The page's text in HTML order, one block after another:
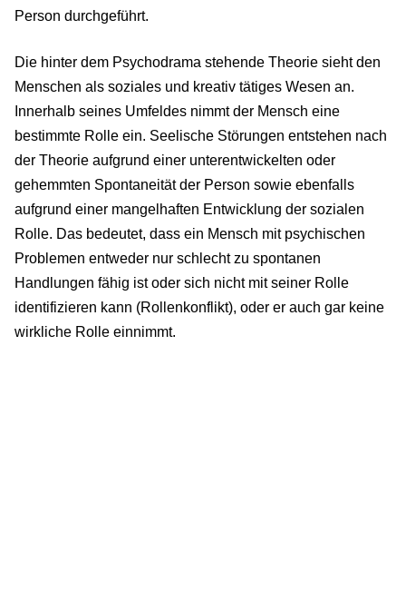
Person durchgeführt.
Die hinter dem Psychodrama stehende Theorie sieht den
Menschen als soziales und kreativ tätiges Wesen an.
Innerhalb seines Umfeldes nimmt der Mensch eine
bestimmte Rolle ein. Seelische Störungen entstehen nach
der Theorie aufgrund einer unterentwickelten oder
gehemmten Spontaneität der Person sowie ebenfalls
aufgrund einer mangelhaften Entwicklung der sozialen
Rolle. Das bedeutet, dass ein Mensch mit psychischen
Problemen entweder nur schlecht zu spontanen
Handlungen fähig ist oder sich nicht mit seiner Rolle
identifizieren kann (Rollenkonflikt), oder er auch gar keine
wirkliche Rolle einnimmt.